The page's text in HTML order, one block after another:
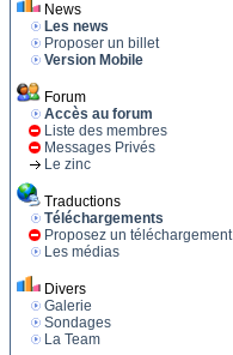
News
Les news
Proposer un billet
Version Mobile
Forum
Accès au forum
Liste des membres
Messages Privés
Le zinc
Traductions
Téléchargements
Proposez un téléchargement
Les médias
Divers
Galerie
Sondages
La Team